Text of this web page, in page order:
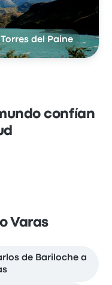
del Paine
confían
Varas
de Bariloche a